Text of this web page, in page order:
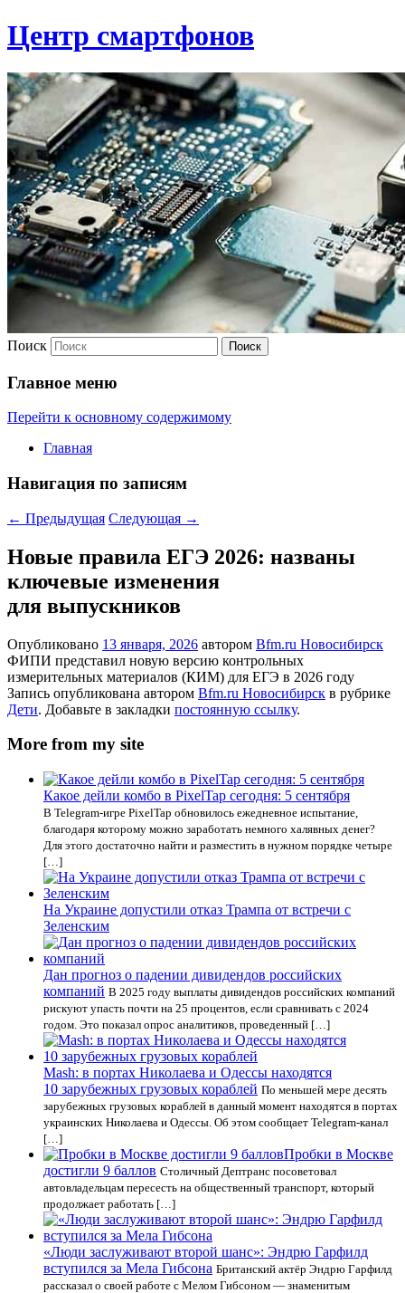
Центр смартфонов
Поиск
Главное меню
Перейти к основному содержимому
Главная
Навигация по записям
← Предыдущая Следующая →
Новые правила ЕГЭ 2026: названы
ключевые изменения
для выпускников
Опубликовано 13 января, 2026 автором Bfm.ru Новосибирск
ФИПИ представил новую версию контрольных
измерительных материалов (КИМ) для ЕГЭ в 2026 году
Запись опубликована автором Bfm.ru Новосибирск в рубрике
Дети. Добавьте в закладки постоянную ссылку.
More from my site
Какое дейли комбо в PixelTap сегодня: 5 сентября
В Telegram-игре PixelTap обновилось ежедневное испытание,
благодаря которому можно заработать немного халявных денег?
Для этого достаточно найти и разместить в нужном порядке четыре
[…]
На Украине допустили отказ Трампа от встречи с
Зеленским
Дан прогноз о падении дивидендов российских
компаний В 2025 году выплаты дивидендов российских компаний
рискуют упасть почти на 25 процентов, если сравнивать с 2024
годом. Это показал опрос аналитиков, проведенный […]
Mash: в портах Николаева и Одессы находятся
10 зарубежных грузовых кораблей По меньшей мере десять
зарубежных грузовых кораблей в данный момент находятся в портах
украинских Николаева и Одессы. Об этом сообщает Telegram-канал
[…]
Пробки в Москве
достигли 9 баллов Столичный Дептранс посоветовал
автовладельцам пересесть на общественный транспорт, который
продолжает работать […]
«Люди заслуживают второй шанс»: Эндрю Гарфилд
вступился за Мела Гибсона Британский актёр Эндрю Гарфилд
рассказал о своей работе с Мелом Гибсоном — знаменитым